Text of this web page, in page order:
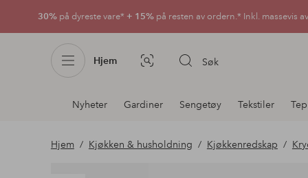
30% på dyreste vare* + 15% på resten av ordern.* Inkl. massevis
Hjem Bildesøk Søk
Avdelingsnavigering
Nyheter Gardiner Sengetøy Tekstiler
Hjem Kjøkken & husholdning Kjøkkenredskap